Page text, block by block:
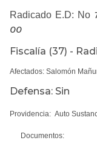
Radicado E.D: No
00
Fiscalía (37) -
Afectados: Salomón
Defensa: Sin
Providencia: Auto
Documentos: